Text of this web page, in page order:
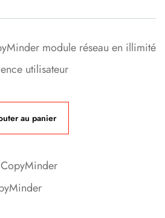
module réseau en illimité
utilisateur
au panier